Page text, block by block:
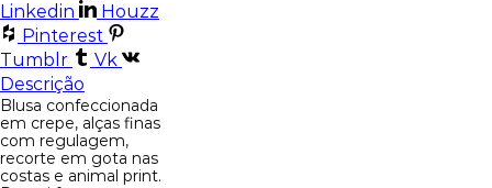
Linkedin
Houzz
Pinterest
Tumblr
Vk
Descrição
Blusa confeccionada
em crepe, alças finas
com regulagem,
recorte em gota nas
costas e animal print.